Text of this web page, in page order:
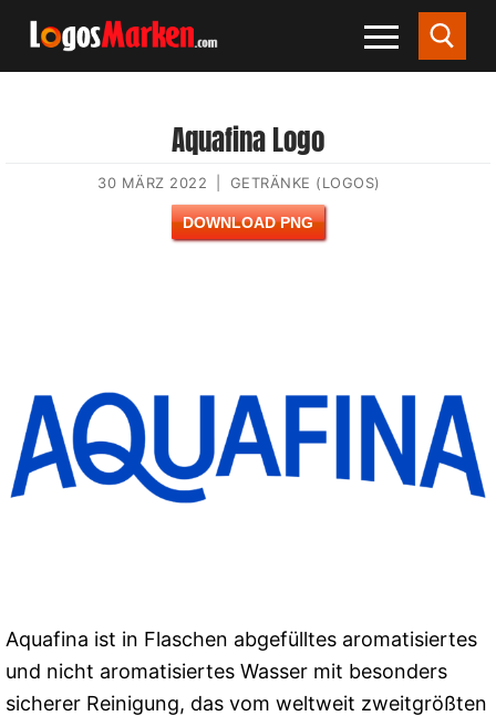
Aquafina Logo
30 MÄRZ 2022 GETRÄNKE (LOGOS)
DOWNLOAD PNG
Aquafina ist in Flaschen abgefülltes aromatisiertes
und nicht aromatisiertes Wasser mit besonders
sicherer Reinigung, das vom weltweit zweitgrößten